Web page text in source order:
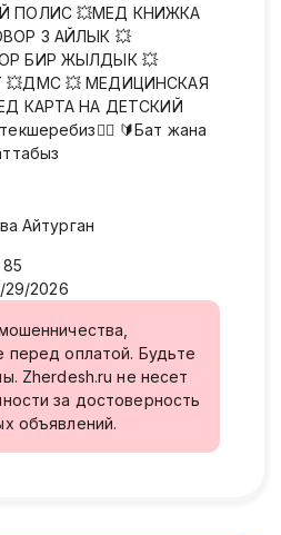
ПОЛИС 💥МЕД КНИЖКА
3 АЙЛЫК 💥
БИР ЖЫЛДЫК 💥
💥ДМС 💥 МЕДИЦИНСКАЯ
КАРТА НА ДЕТСКИЙ
🔰Бат жана
Айтурган
85
29/2026
перед оплатой. Будьте
Zherdesh.ru не несет
за достоверность
объявлений.